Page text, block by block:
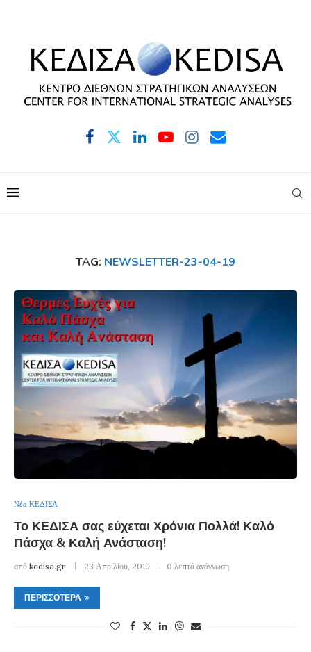
TAG: NEWSLETTER-23-04-19
Νέα ΚΕΔΙΣΑ
Το ΚΕΔΙΣΑ σας εύχεται Χρόνια Πολλά! Καλό
Πάσχα & Καλή Ανάσταση!
από kedisa.gr 23 Απριλίου, 2019 0 λεπτά ανάγνωση
ΠΕΡΙΣΣΌΤΕΡΑ